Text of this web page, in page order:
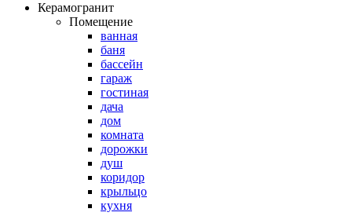
Керамогранит
Помещение
ванная
баня
бассейн
гараж
гостиная
дача
дом
комната
дорожки
душ
коридор
крыльцо
кухня